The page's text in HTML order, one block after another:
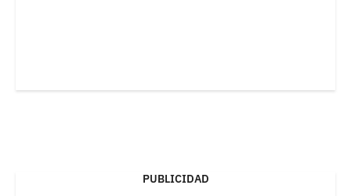
PUBLICIDAD